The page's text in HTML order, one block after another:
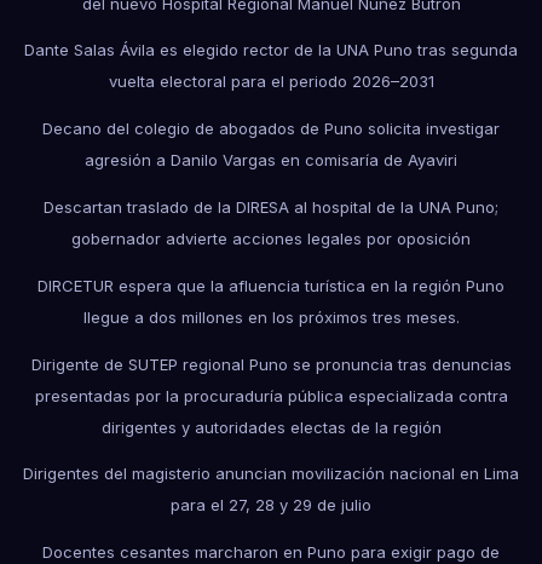
Dante Salas Ávila es elegido rector de la UNA Puno tras segunda
vuelta electoral para el periodo 2026–2031
Decano del colegio de abogados de Puno solicita investigar
agresión a Danilo Vargas en comisaría de Ayaviri
Descartan traslado de la DIRESA al hospital de la UNA Puno;
gobernador advierte acciones legales por oposición
DIRCETUR espera que la afluencia turística en la región Puno
llegue a dos millones en los próximos tres meses.
Dirigente de SUTEP regional Puno se pronuncia tras denuncias
presentadas por la procuraduría pública especializada contra
dirigentes y autoridades electas de la región
Dirigentes del magisterio anuncian movilización nacional en Lima
para el 27, 28 y 29 de julio
Docentes cesantes marcharon en Puno para exigir pago de